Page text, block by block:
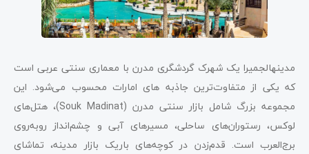
مدینهالجمیرا یک شهرک گردشگری مدرن با معماری سنتی عربی است
که یکی از متفاوت‌ترین جاذبه های امارات محسوب می‌شود. این
مجموعه بزرگ شامل بازار سنتی مدرن (Souk Madinat)، هتل‌های
لوکس، رستوران‌های ساحلی، مسیرهای آبی و چشم‌انداز روبه‌روی
برج‌العرب است. قدم‌زدن در کوچه‌های باریک بازار مدینه، تماشای